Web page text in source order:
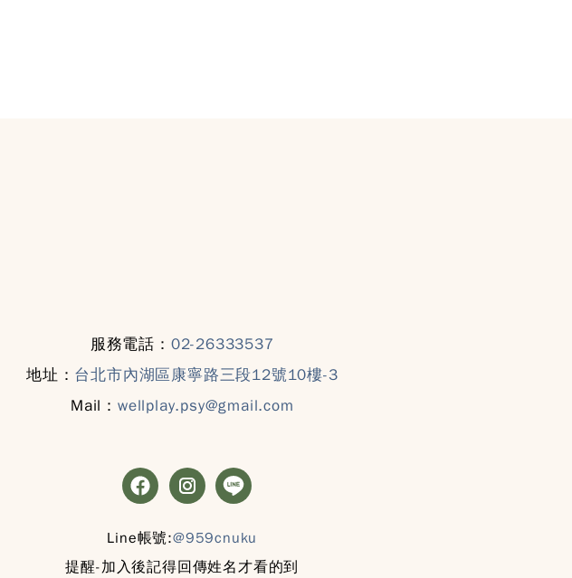
服務電話： 02-26333537
地址： 台北市內湖區康寧路三段12號10樓-3
Mail： wellplay.psy@gmail.com
Line帳號:@959cnuku
提醒-加入後記得回傳姓名才看的到